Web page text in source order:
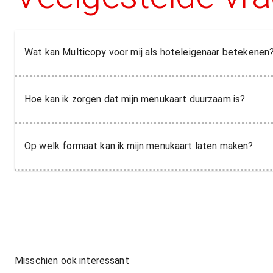
Wat kan Multicopy voor mij als hoteleigenaar
Hoe kan ik zorgen dat mijn menukaart duurzaam is?
Op welk formaat kan ik mijn menukaart laten maken?
Misschien ook interessant